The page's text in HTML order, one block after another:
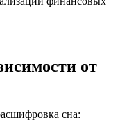
от
сна: